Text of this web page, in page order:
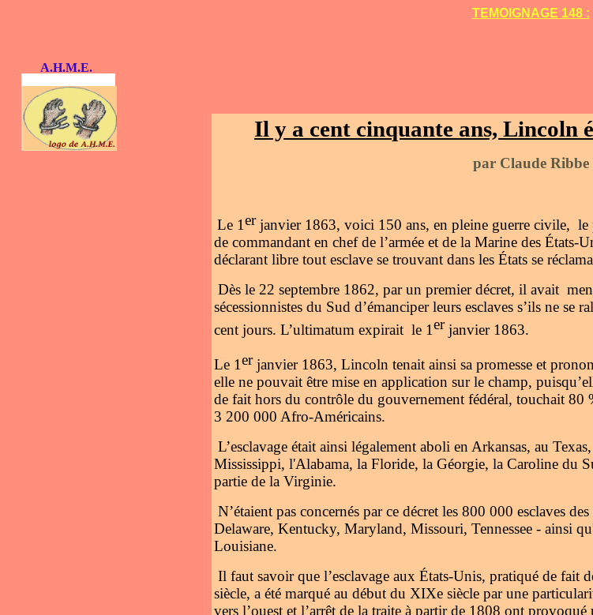
TEMOIGNAGE 148 :
A.H.M.E.
Il y a cent cinquante ans, Lincoln
par Claude Ribbe
Le 1erjanvier 1863, voici 150 ans, en pleine guerre civile, le
de commandant en chef de l’armée et de la Marine des États-
déclarant libre tout esclave se trouvant dans les États se
Dès le 22 septembre 1862, par un premier décret, il avait
sécessionnistes du Sud d’émanciper leurs esclaves s’ils ne se
cent jours. L’ultimatum expirait le 1erjanvier 1863.
Le 1erjanvier 1863, Lincoln tenait ainsi sa promesse et
elle ne pouvait être mise en application sur le champ,
de fait hors du contrôle du gouvernement fédéral, touchait 80
3 200 000 Afro-Américains.
L’esclavage était ainsi légalement aboli en Arkansas, au
Mississippi, l'Alabama, la Floride, la Géorgie, la Caroline du
partie de la Virginie.
N’étaient pas concernés par ce décret les 800 000 esclaves
Delaware, Kentucky, Maryland, Missouri, Tennessee - ainsi
Louisiane.
Il faut savoir que l’esclavage aux États-Unis, pratiqué de
siècle, a été marqué au début du XIXe siècle par une
vers l’ouest et l’arrêt de la traite à partir de 1808 ont provoqué